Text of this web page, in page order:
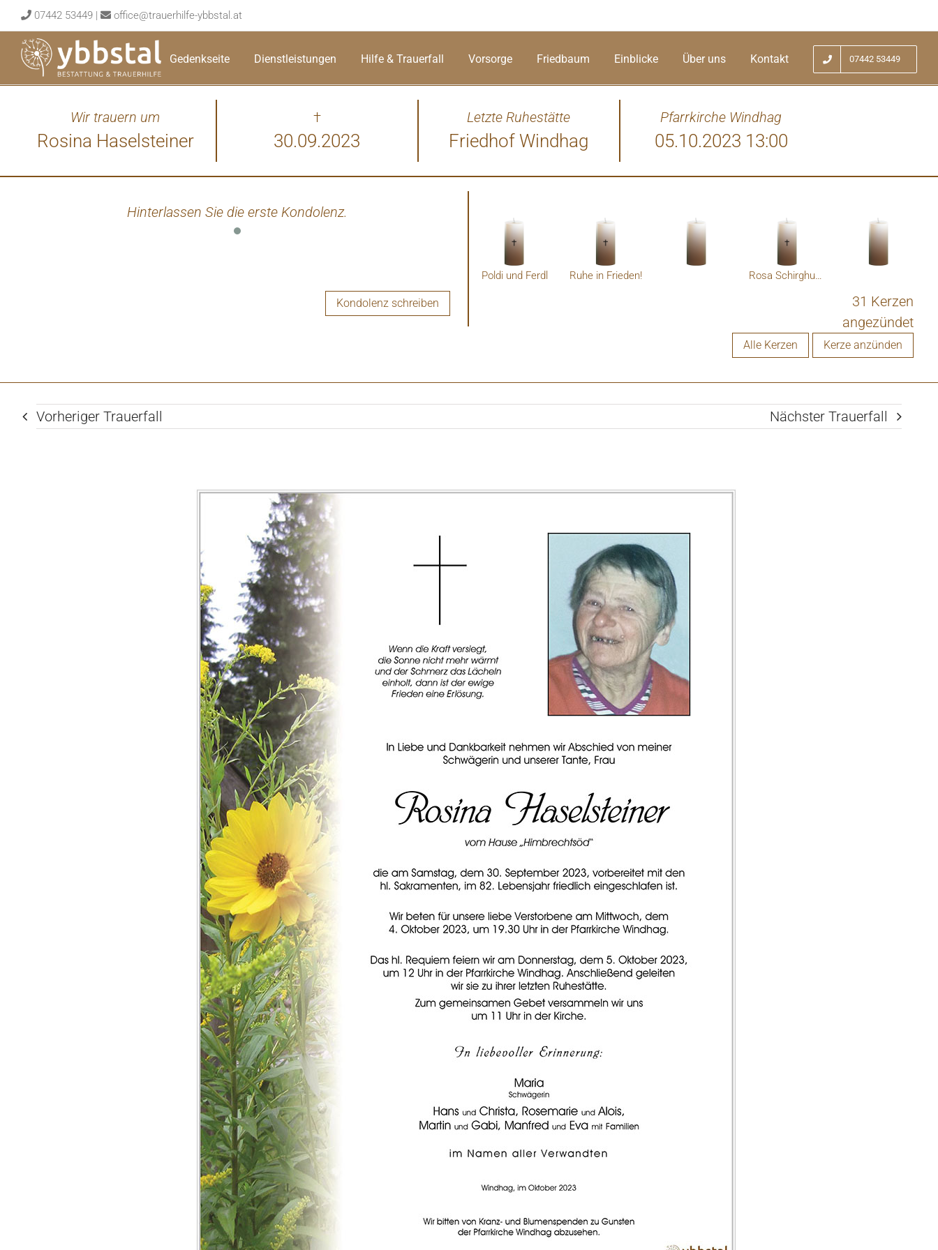
to
content
07442 53449 | office@trauerhilfe-ybbstal.at
Gedenkseite Dienstleistungen Hilfe & Trauerfall Vorsorge Friedbaum Einblicke Über uns Kontakt 07442 53449
Wir trauern um
Rosina Haselsteiner
†
30.09.2023
Letzte Ruhestätte
Friedhof Windhag
Pfarrkirche Windhag
05.10.2023 13:00
Hinterlassen Sie die erste Kondolenz.
Kondolenz schreiben
Poldi und Ferdl Ruhe in Frieden! Rosa Schirghuber
31 Kerzen
angezündet
Alle Kerzen Kerze anzünden
Vorheriger Trauerfall Nächster Trauerfall